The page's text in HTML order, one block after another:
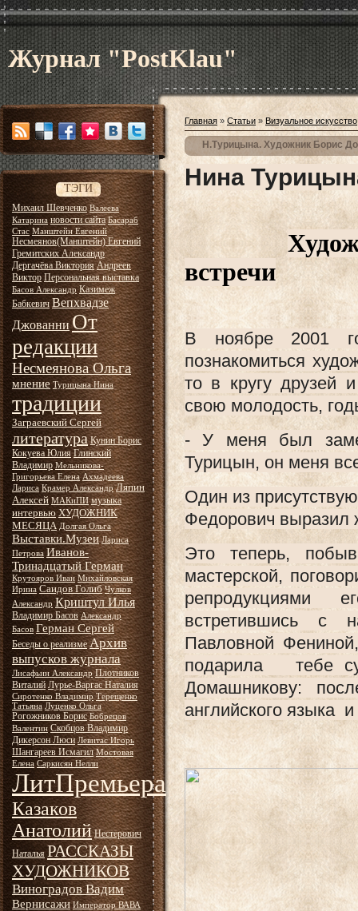
Журнал "PostKlau"
ТЭГИ
Михаил Шевченко Валеева
Катарина новости сайта Басараб
Стас Манштейн Евгений
Несмеянов(Манштейн) Евгений
Гремитских Александр
Дергачёва Виктория Андреев
Виктор Персональная выставка
Басов Александр Казимеж
Бабкевич Вепхвадзе
Джованни От
редакции
Несмеянова Ольга
мнение Турицына Нина
традиции
Заграевский Сергей
литература Кунин Борис
Кокуева Юлия Глинский
Владимир Мельникова-
Григорьева Елена Ахмадеева
Лариса Крамер Александр Ляпин
Алексей МАКиПИ музыка
интервью ХУДОЖНИК
МЕСЯЦА Долгая Ольга
Выставки.Музеи Лариса
Петрова Иванов-
Тринадцатый Герман
Крутояров Иван Михайловская
Ирина Саидов Голиб Чулков
Александр Криштул Илья
Владимир Басов Александр
Басов Герман Сергей
Беседы о реализме Архив
выпусков журнала
Лисафьин Александр Плотников
Виталий Лурье-Варгас Наталия
Сиротенко Владимир Терещенко
Татьяна Луценко Ольга
Рогожников Борис Бобрецов
Валентин Скобцов Владимир
Дикерсон Люси Левитас Игорь
Шангареев Исмагил Мостовая
Елена Саркисян Нелли
ЛитПремьера
Казаков
Анатолий Нестерович
Наталья РАССКАЗЫ
ХУДОЖНИКОВ
Виноградов Вадим
Вернисажи Император ВАВА
Главная » Статьи » Визуальное искусство
Н.Турицына. Художник Борис
Нина
встречи
В ноябре 2001
познакомиться
то в кругу друзей
свою молодость,
- У меня был
Турицын, он меня
Один из
Федорович выразил
Это теперь,
мастерской,
репродукциями
встретившись с
Павловной
подарила тебе
Домашникову:
английского языка